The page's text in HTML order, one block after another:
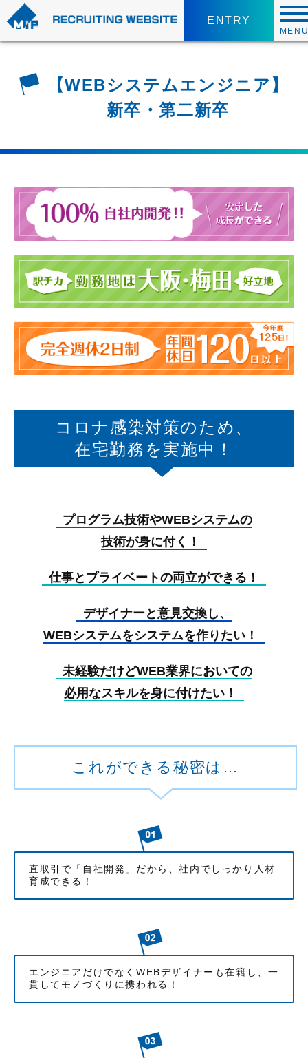
ENTRY
【WEBシステムエンジニア】
新卒・第二新卒
コロナ感染対策のため、
在宅勤務を実施中！
プログラム技術やWEBシステムの
技術が身に付く！
仕事とプライベートの両立ができる！
デザイナーと意見交換し、
WEBシステムをシステムを作りたい！
未経験だけどWEB業界においての
必用なスキルを身に付けたい！
これができる秘密は…
直取引で「自社開発」だから、社内でしっかり人材
育成できる！
エンジニアだけでなくWEBデザイナーも在籍し、一
貫してモノづくりに携われる！